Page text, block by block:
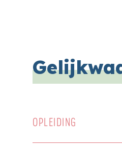
OPLEIDING